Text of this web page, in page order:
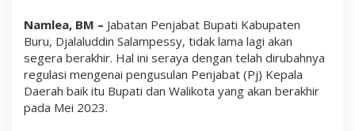
n
g
A
k
a
n
Namlea, BM – Jabatan Penjabat Bupati Kabupaten
Buru, Djalaluddin Salampessy, tidak lama lagi akan
segera berakhir. Hal ini seraya dengan telah dirubahnya
regulasi mengenai pengusulan Penjabat (Pj) Kepala
Daerah baik itu Bupati dan Walikota yang akan berakhir
pada Mei 2023.